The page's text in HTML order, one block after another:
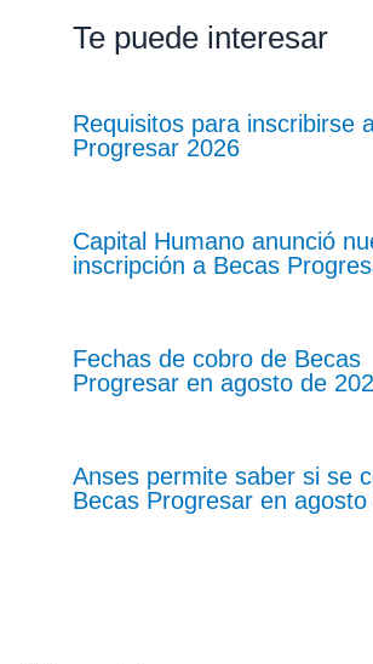
Te puede interesar
Requisitos para inscribirse
Progresar 2026
Capital Humano anunció
inscripción a Becas
Fechas de cobro de Becas
Progresar en agosto de
Anses permite saber si se
Becas Progresar en